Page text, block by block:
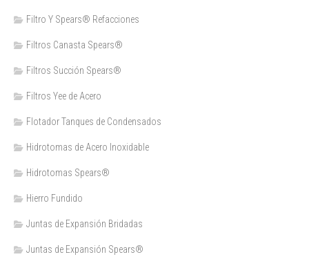
Filtro Y Spears® Refacciones
Filtros Canasta Spears®
Filtros Succión Spears®
Filtros Yee de Acero
Flotador Tanques de Condensados
Hidrotomas de Acero Inoxidable
Hidrotomas Spears®
Hierro Fundido
Juntas de Expansión Bridadas
Juntas de Expansión Spears®